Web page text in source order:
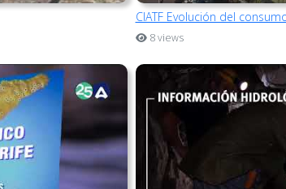
CIATF Evolución del
8 views